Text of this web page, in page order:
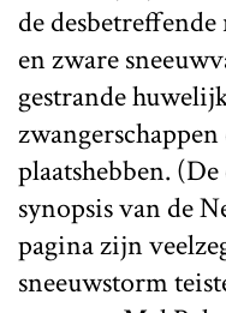
de
en zware
gestrande
plaatshebben.
synopsis van de
pagina zijn
sneeuwstorm